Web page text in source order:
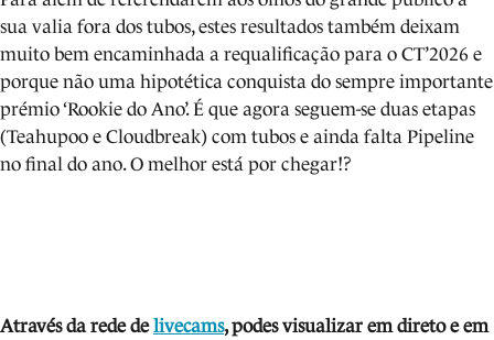
sua valia fora dos tubos, estes resultados também deixam
muito bem encaminhada a requalificação para o CT’2026 e
porque não uma hipotética conquista do sempre importante
prémio ‘Rookie do Ano’. É que agora seguem-se duas etapas
(Teahupoo e Cloudbreak) com tubos e ainda falta Pipeline
no final do ano. O melhor está por chegar!?
Através da rede delivecams, podes visualizar em direto e em